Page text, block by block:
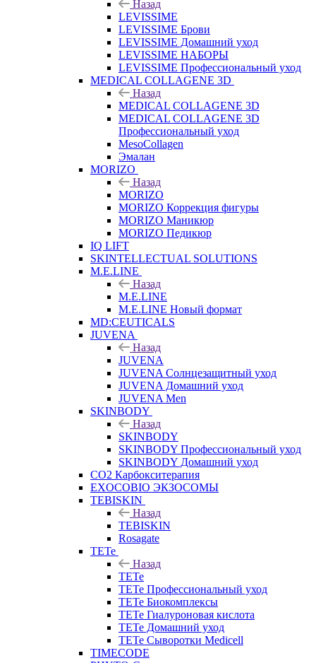
Назад
LEVISSIME
LEVISSIME Брови
LEVISSIME Домашний уход
LEVISSIME НАБОРЫ
LEVISSIME Профессиональный уход
MEDICAL COLLAGENE 3D
Назад
MEDICAL COLLAGENE 3D
MEDICAL COLLAGENE 3D
Профессиональный уход
MesoCollagen
Эмалан
MORIZO
Назад
MORIZO
MORIZO Коррекция фигуры
MORIZO Маникюр
MORIZO Педикюр
IQ LIFT
SKINTELLECTUAL SOLUTIONS
M.E.LINE
Назад
M.E.LINE
M.E.LINE Новый формат
MD:CEUTICALS
JUVENA
Назад
JUVENA
JUVENA Солнцезащитный уход
JUVENA Домашний уход
JUVENA Men
SKINBODY
Назад
SKINBODY
SKINBODY Профессиональный уход
SKINBODY Домашний уход
CO2 Карбокситерапия
EXOCOBIO ЭКЗОСОМЫ
TEBISKIN
Назад
TEBISKIN
Rosagate
TETe
Назад
TETe
TETe Профессиональный уход
TETe Биокомплексы
TETe Гиалуроновая кислота
TETe Домашний уход
TETe Сыворотки Medicell
TIMECODE